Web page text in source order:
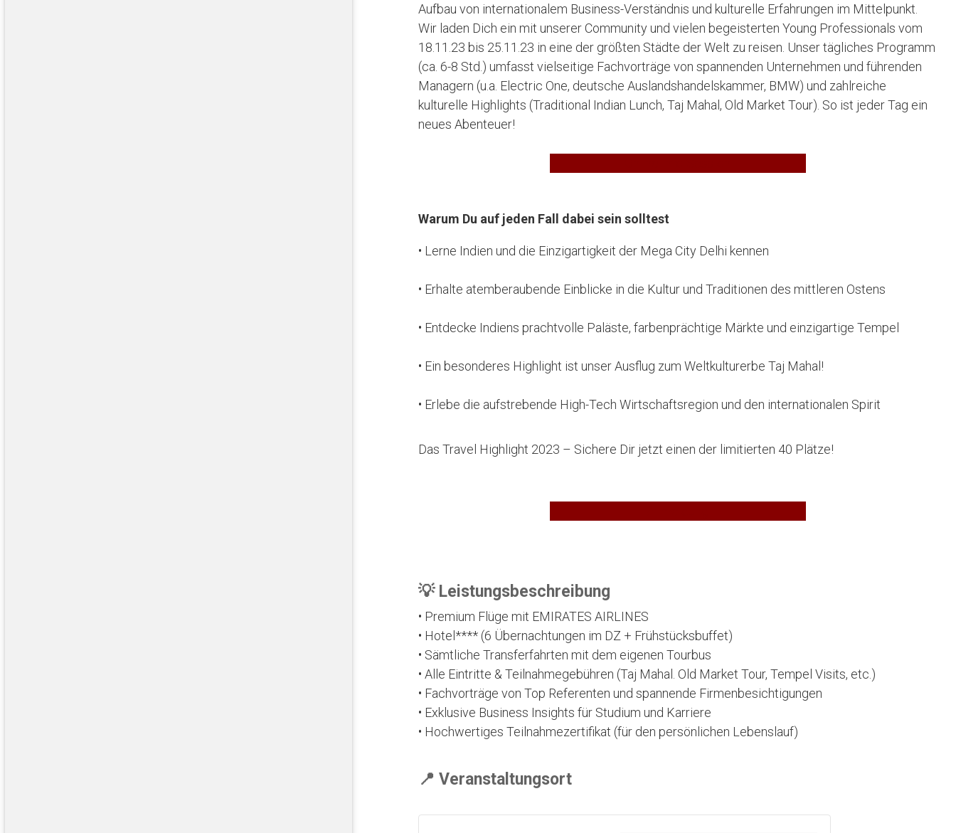
Aufbau von internationalem Business-Verständnis und kulturelle Erfahrungen im Mittelpunkt.
Wir laden Dich ein mit unserer Community und vielen begeisterten Young Professionals vom
18.11.23 bis 25.11.23 in eine der größten Städte der Welt zu reisen. Unser tägliches Programm
(ca. 6-8 Std.) umfasst vielseitige Fachvorträge von spannenden Unternehmen und führenden
Managern (u.a. Electric One, deutsche Auslandshandelskammer, BMW) und zahlreiche
kulturelle Highlights (Traditional Indian Lunch, Taj Mahal, Old Market Tour). So ist jeder Tag ein
neues Abenteuer!
Warum Du auf jeden Fall dabei sein solltest
• Lerne Indien und die Einzigartigkeit der Mega City Delhi kennen
• Erhalte atemberaubende Einblicke in die Kultur und Traditionen des mittleren Ostens
• Entdecke Indiens prachtvolle Paläste, farbenprächtige Märkte und einzigartige Tempel
• Ein besonderes Highlight ist unser Ausflug zum Weltkulturerbe Taj Mahal!
• Erlebe die aufstrebende High-Tech Wirtschaftsregion und den internationalen Spirit
Das Travel Highlight 2023 – Sichere Dir jetzt einen der limitierten 40 Plätze!
💡 Leistungsbeschreibung
• Premium Flüge mit EMIRATES AIRLINES
• Hotel**** (6 Übernachtungen im DZ + Frühstücksbuffet)
• Sämtliche Transferfahrten mit dem eigenen Tourbus
• Alle Eintritte & Teilnahmegebühren (Taj Mahal. Old Market Tour, Tempel Visits, etc.)
• Fachvorträge von Top Referenten und spannende Firmenbesichtigungen
• Exklusive Business Insights für Studium und Karriere
• Hochwertiges Teilnahmezertifikat (für den persönlichen Lebenslauf)
📍 Veranstaltungsort